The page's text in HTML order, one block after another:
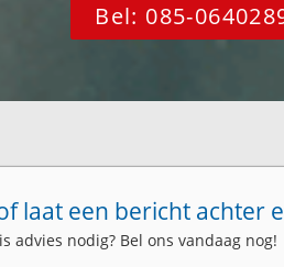
Bel: 085-
laat een bericht achter
advies nodig? Bel ons vandaag nog!